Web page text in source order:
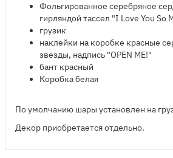
Фольгированное серебряное
гирляндой тассел "I Love You So
грузик
наклейки на коробке красные
звезды, надпись "OPEN ME!"
бант красный
Коробка белая
По умолчанию шары установлен на
Декор приобретается отдельно.